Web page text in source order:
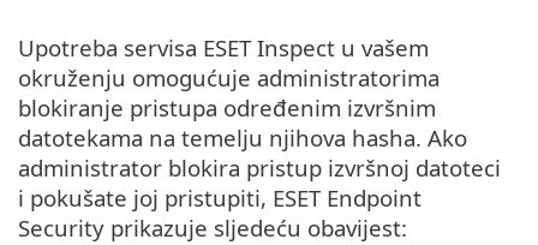
Upotreba servisa ESET Inspect u vašem
okruženju omogućuje administratorima
blokiranje pristupa određenim izvršnim
datotekama na temelju njihova hasha. Ako
administrator blokira pristup izvršnoj datoteci
i pokušate joj pristupiti, ESET Endpoint
Security prikazuje sljedeću obavijest: